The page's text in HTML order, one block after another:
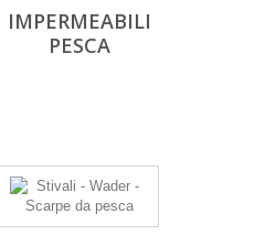
IMPERMEABILI
PESCA